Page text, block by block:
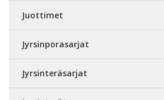
Juottimet
Jyrsinporasarjat
Jyrsinteräsarjat